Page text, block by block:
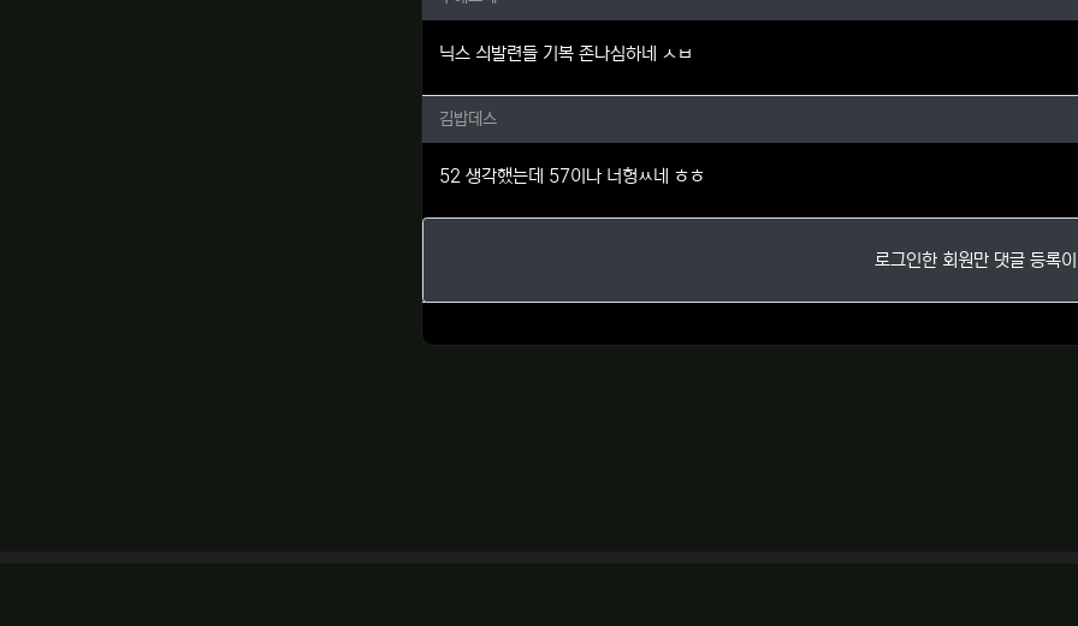
닉스 싀발련들 기복 존나심하네 ㅅㅂ
김밥데스님의 댓글
김밥데스
52 생각했는데 57이나 너헝ㅆ네 ㅎㅎ
로그인한 회원만 댓글 등록